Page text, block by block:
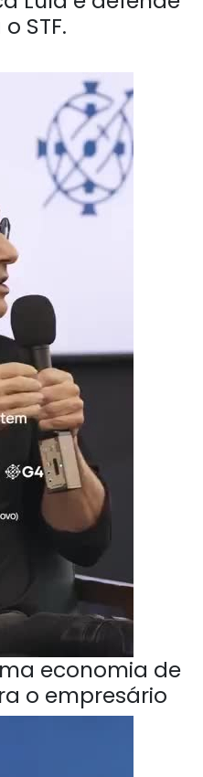
STF.
economia de
o empresário